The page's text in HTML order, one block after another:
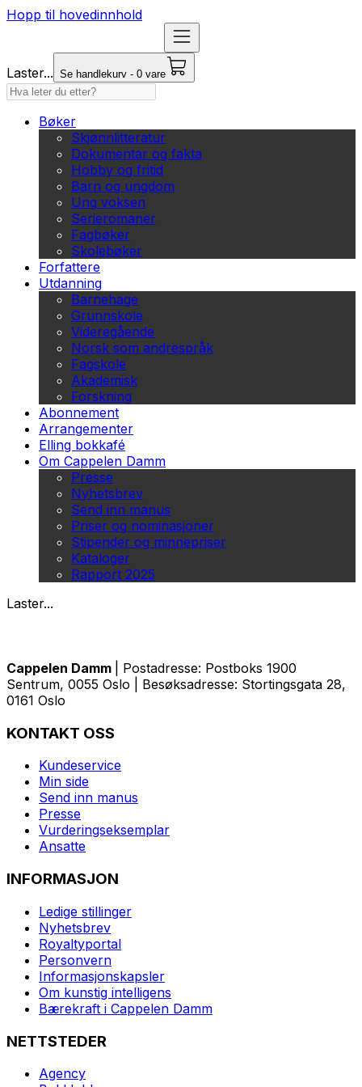
Hopp til hovedinnhold
Laster... Se handlekurv - 0 vare
Bøker
Skjønnlitteratur
Dokumentar og fakta
Hobby og fritid
Barn og ungdom
Ung voksen
Serieromaner
Fagbøker
Skolebøker
Forfattere
Utdanning
Barnehage
Grunnskole
Videregående
Norsk som andrespråk
Fagskole
Akademisk
Forskning
Abonnement
Arrangementer
Elling bokkafé
Om Cappelen Damm
Presse
Nyhetsbrev
Send inn manus
Priser og nominasjoner
Stipender og minnepriser
Kataloger
Rapport 2025
Laster...
Cappelen Damm
| Postadresse: Postboks 1900
Sentrum, 0055 Oslo | Besøksadresse: Stortingsgata 28,
0161 Oslo
KONTAKT OSS
Kundeservice
Min side
Send inn manus
Presse
Vurderingseksemplar
Ansatte
INFORMASJON
Ledige stillinger
Nyhetsbrev
Royaltyportal
Personvern
Informasjonskapsler
Om kunstig intelligens
Bærekraft i Cappelen Damm
NETTSTEDER
Agency